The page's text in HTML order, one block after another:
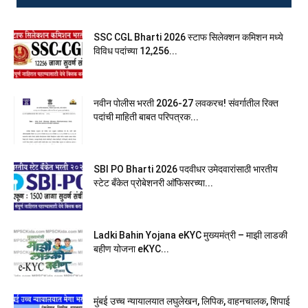
SSC CGL Bharti 2026 स्टाफ सिलेक्शन कमिशन मध्ये
विविध पदांच्या 12,256...
नवीन पोलीस भरती 2026-27 लवकरच! संवर्गातील रिक्त
पदांची माहिती बाबत परिपत्रक...
SBI PO Bharti 2026 पदवीधर उमेदवारांसाठी भारतीय
स्टेट बँकेत प्रोबेशनरी आ‍ॅफिसरच्या...
Ladki Bahin Yojana eKYC मुख्यमंत्री – माझी लाडकी
बहीण योजना eKYC...
मुंबई उच्च न्यायालयात लघुलेखन, लिपिक, वाहनचालक, शिपाई